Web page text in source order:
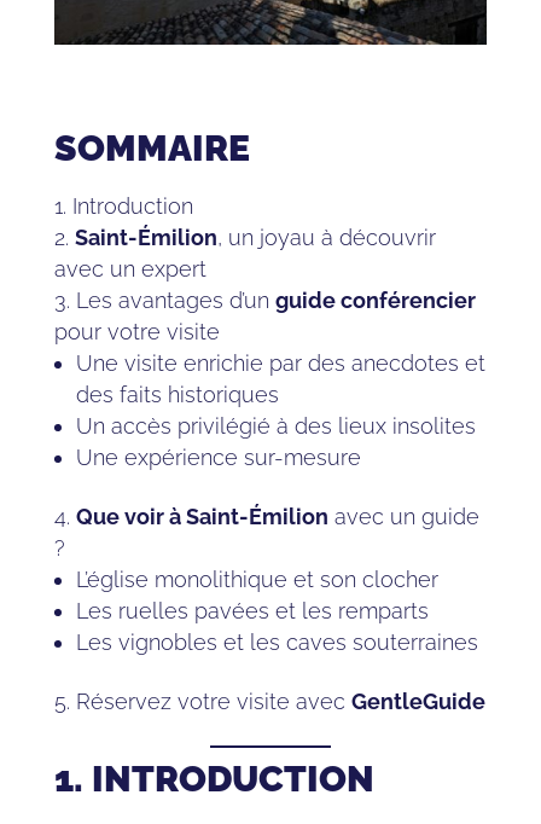
SOMMAIRE
Introduction
Saint-Émilion, un joyau à découvrir
avec un expert
Les avantages d’un guide conférencier
pour votre visite
Une visite enrichie par des anecdotes et
des faits historiques
Un accès privilégié à des lieux insolites
Une expérience sur-mesure
Que voir à Saint-Émilion avec un guide
?
L’église monolithique et son clocher
Les ruelles pavées et les remparts
Les vignobles et les caves souterraines
Réservez votre visite avec GentleGuide
1. INTRODUCTION